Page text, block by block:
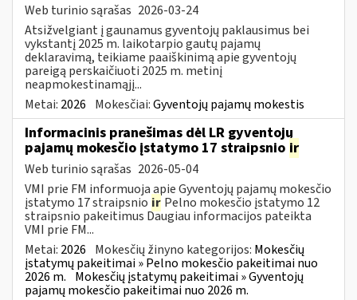
Web turinio sąrašas 2026-03-24
Atsižvelgiant į gaunamus gyventojų paklausimus bei
vykstantį 2025 m. laikotarpio gautų pajamų
deklaravimą, teikiame paaiškinimą apie gyventojų
pareigą perskaičiuoti 2025 m. metinį
neapmokestinamąjį...
Metai: 2026 Mokesčiai:Gyventojų pajamų mokestis
Informacinis pranešimas dėl LR gyventojų
pajamų mokesčio įstatymo 17 straipsnio ir
Web turinio sąrašas 2026-05-04
VMI prie FM informuoja apie Gyventojų pajamų mokesčio
įstatymo 17 straipsnio ir Pelno mokesčio įstatymo 12
straipsnio pakeitimus Daugiau informacijos pateikta
VMI prie FM...
Metai: 2026 Mokesčių žinyno kategorijos: Mokesčių
įstatymų pakeitimai » Pelno mokesčio pakeitimai nuo
2026 m. Mokesčių įstatymų pakeitimai » Gyventojų
pajamų mokesčio pakeitimai nuo 2026 m.